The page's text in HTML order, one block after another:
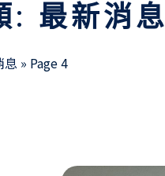
: 最新消息
息 » Page 4